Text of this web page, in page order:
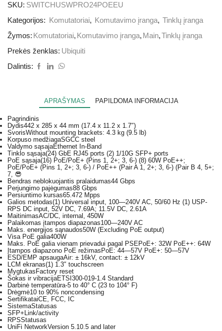
SKU: SWITCHUSWPRO24POEEU
Kategorijos:
Komutatoriai, Komutavimo įranga, Tinklų įranga
Žymos: Komutatoriai, Komutavimo įranga, Main,Tinklų įranga
Prekės ženklas: Ubiquiti
Dalintis:
APRAŠYMAS PAPILDOMA INFORMACIJA
Pagrindinis
Dydis442 x 285 x 44 mm (17.4 x 11.2 x 1.7″)
SvorisWithout mounting brackets: 4.3 kg (9.5 lb)
Korpuso medžiagaSGCC steel
Valdymo sąsajaEthernet In-Band
Tinklo sąsaja(24) GbE RJ45 ports (2) 1/10G SFP+ ports
PoE sąsaja(16) PoE/PoE+ (Pins 1, 2+; 3, 6-) (8) 60W PoE++;
PoE/PoE+ (Pins 1, 2+; 3, 6-) / PoE++ (Pair A 1, 2+; 3, 6-) (Pair B 4, 5+;
7, 😎
Bendras neblokuojantis pralaidumas44 Gbps
Perjungimo pajėgumas88 Gbps
Persiuntimo kursas65.472 Mpps
Galios metodas(1) Universal input, 100—240V AC, 50/60 Hz (1) USP-
RPS DC input, 52V DC, 7.69A; 11.5V DC, 2.61A
MaitinimasAC/DC, internal, 450W
Palaikomas įtampos diapazonas100—240V AC
Maks. energijos sąnaudos50W (Excluding PoE output)
Visa PoE galia400W
Maks. PoE galia vienam prievadui pagal PSEPoE+: 32W PoE++: 64W
Įtampos diapazono PoE režimasPoE: 44—57V PoE+: 50—57V
ESD/EMP apsaugaAir: ± 16kV, contact: ± 12kV
LCM ekranas(1) 1.3″ touchscreen
MygtukasFactory reset
Šokas ir vibracijaETSI300-019-1.4 Standard
Darbinė temperatūra-5 to 40° C (23 to 104° F)
Drėgmė10 to 90% noncondensing
SertifikataiCE, FCC, IC
SistemaStatusas
SFP+Link/activity
RPSStatusas
UniFi NetworkVersion 5.10.5 and later